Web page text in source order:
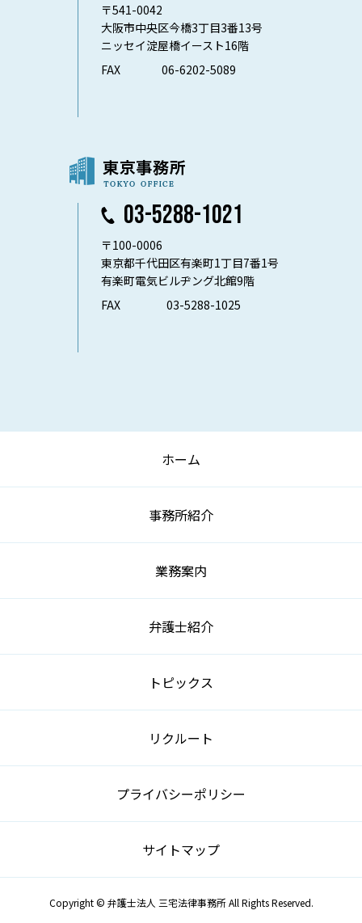
〒541-0042
大阪市中央区今橋3丁目3番13号
ニッセイ淀屋橋イースト16階
FAX
06-6202-5089
03-5288-1021
〒100-0006
東京都千代田区有楽町1丁目7番1号
有楽町電気ビルヂング北館9階
FAX
03-5288-1025
ホーム
事務所紹介
業務案内
弁護士紹介
トピックス
リクルート
プライバシーポリシー
サイトマップ
Copyright © 弁護士法人 三宅法律事務所 All Rights Reserved.